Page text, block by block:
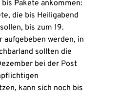
Pakete ankommen:
die bis Heiligabend
bis zum 19.
aufgebeben werden, in
sollten die
bei der Post
kann sich noch bis